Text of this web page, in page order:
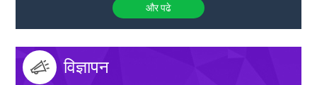
और पढे
विज्ञापन